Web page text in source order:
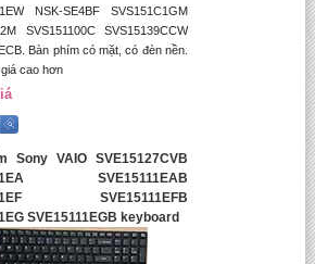
NSK-SE4BF SVS151C1GM
SVS151100C SVS15139CCW
Bàn phím có mặt, có đèn nền.
cao hơn
Sony VAIO SVE15127CVB
SVE15111EAB
SVE15111EFB
SVE15111EGB keyboard